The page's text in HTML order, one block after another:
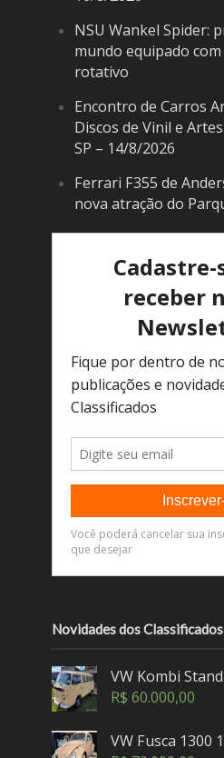
NSU Wankel Spider:
mundo equipado
rotativo
Encontro de Carros
Discos de Vinil e
SP – 14/8/2026
Ferrari F355 de
nova atração do
Novidades dos Classificados
VW Kombi
R$ 60.000,00
VW Fusca 1300